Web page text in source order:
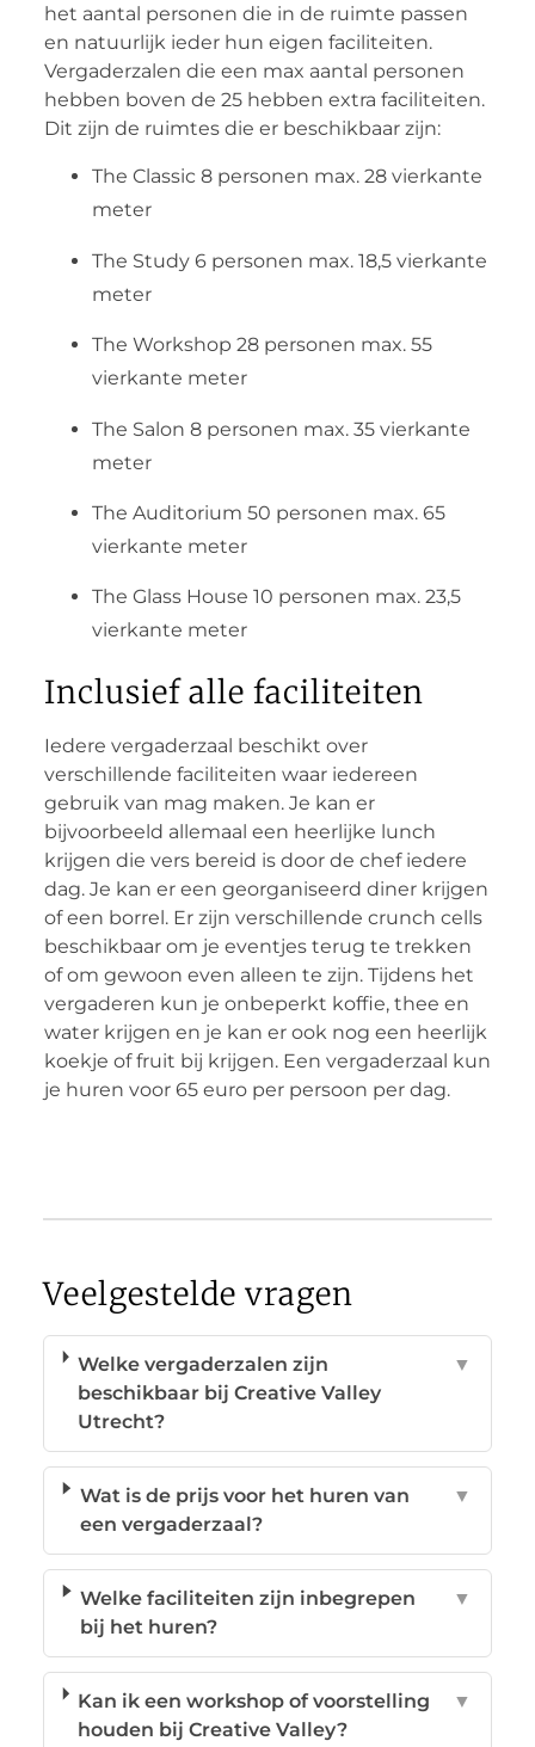
het aantal personen die in de ruimte passen
en natuurlijk ieder hun eigen faciliteiten.
Vergaderzalen die een max aantal personen
hebben boven de 25 hebben extra faciliteiten.
Dit zijn de ruimtes die er beschikbaar zijn:
The Classic 8 personen max. 28 vierkante
meter
The Study 6 personen max. 18,5 vierkante
meter
The Workshop 28 personen max. 55
vierkante meter
The Salon 8 personen max. 35 vierkante
meter
The Auditorium 50 personen max. 65
vierkante meter
The Glass House 10 personen max. 23,5
vierkante meter
Inclusief alle faciliteiten
Iedere vergaderzaal beschikt over
verschillende faciliteiten waar iedereen
gebruik van mag maken. Je kan er
bijvoorbeeld allemaal een heerlijke lunch
krijgen die vers bereid is door de chef iedere
dag. Je kan er een georganiseerd diner krijgen
of een borrel. Er zijn verschillende crunch cells
beschikbaar om je eventjes terug te trekken
of om gewoon even alleen te zijn. Tijdens het
vergaderen kun je onbeperkt koffie, thee en
water krijgen en je kan er ook nog een heerlijk
koekje of fruit bij krijgen. Een vergaderzaal kun
je huren voor 65 euro per persoon per dag.
Veelgestelde vragen
Welke vergaderzalen zijn
beschikbaar bij Creative Valley
Utrecht?
▼
Wat is de prijs voor het huren van
een vergaderzaal?
▼
Welke faciliteiten zijn inbegrepen
bij het huren?
▼
Kan ik een workshop of voorstelling
houden bij Creative Valley?
▼